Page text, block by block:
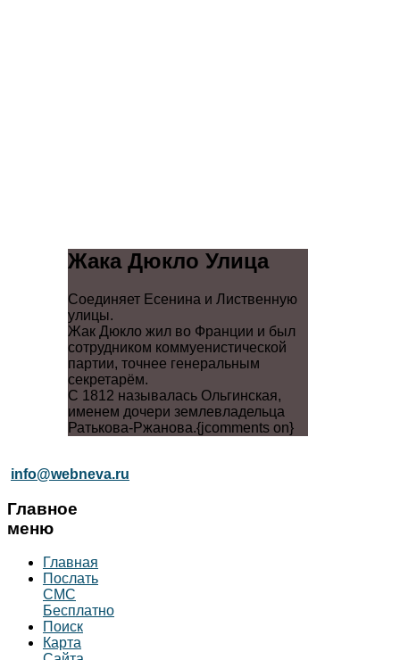
Жака Дюкло Улица
Соединяет Есенина и Лиственную
улицы.
Жак Дюкло жил во Франции и был
сотрудником коммуенистической
партии, точнее генеральным
секретарём.
С 1812 называлась Ольгинская,
именем дочери землевладельца
Ратькова-Ржанова.{jcomments on}
info@webneva.ru
Главное
меню
Главная
Послать
СМС
Бесплатно
Поиск
Карта